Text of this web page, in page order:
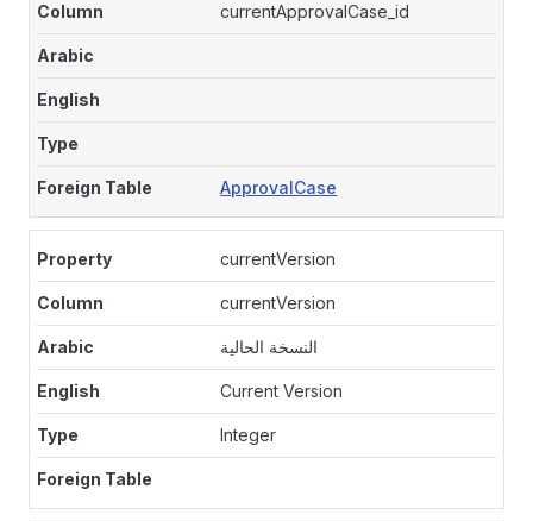
currentApprovalCase_id
ApprovalCase
currentVersion
currentVersion
النسخة الحالية
Current Version
Integer